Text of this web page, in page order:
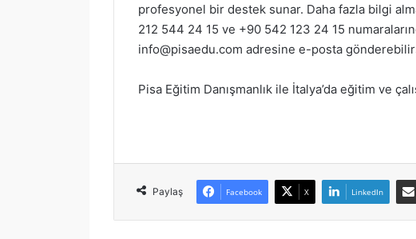
profesyonel bir destek sunar. Daha fazla bilgi
212 544 24 15 ve +90 542 123 24 15
info@pisaedu.com adresine e-posta
Pisa Eğitim Danışmanlık ile İtalya’da eğitim ve
Paylaş Facebook X LinkedIn